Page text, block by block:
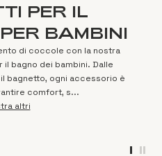
PER IL
BAMBINI
di coccole con la nostra
bagno dei bambini. Dalle
bagnetto, ogni accessorio è
comfort, s...
altri